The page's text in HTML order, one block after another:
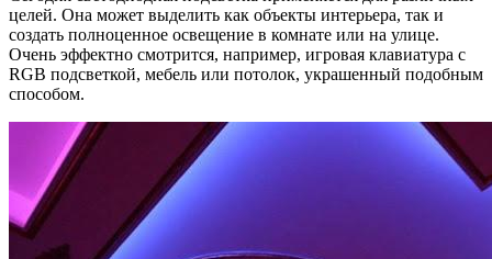
целей. Она может выделить как объекты интерьера, так и
создать полноценное освещение в комнате или на улице.
Очень эффектно смотрится, например, игровая клавиатура с
RGB подсветкой, мебель или потолок, украшенный подобным
способом.